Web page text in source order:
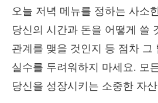
오늘 저녁 메뉴를 정하는 사소
당신의 시간과 돈을 어떻게 쓸
관계를 맺을 것인지 등 점차 그
실수를 두려워하지 마세요. 모
당신을 성장시키는 소중한 자